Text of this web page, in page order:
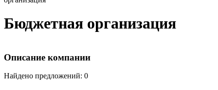
Бюджетная организация
Описание компании
Найдено предложений: 0